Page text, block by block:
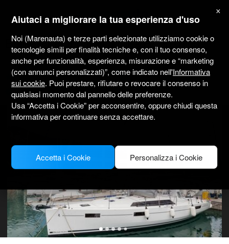
marenauta
Beneteau Oceanis 41.1 - Rogoznica
4.7(8 sul charter) Solo senza skipper Professionale
Marina Frapa
Barca verificata
×
Aiutaci a migliorare la tua esperienza d'uso
Noi (Marenauta) e terze parti selezionate utilizziamo cookie o
tecnologie simili per finalità tecniche e, con il tuo consenso,
anche per funzionalità, esperienza, misurazione e “marketing
(con annunci personalizzati)”, come indicato nell'Informativa
sui cookie. Puoi prestare, rifiutare o revocare il consenso in
qualsiasi momento dal pannello delle preferenze.
Usa “Accetta i Cookie” per acconsentire, oppure chiudi questa
informativa per continuare senza accettare.
Personalizza i Cookie
Accetta i Cookie